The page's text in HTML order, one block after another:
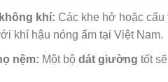
khí: Các khe hở hoặc
khí hậu nóng ẩm tại Việt Nam.
nệm: Một bộ dát giường tốt